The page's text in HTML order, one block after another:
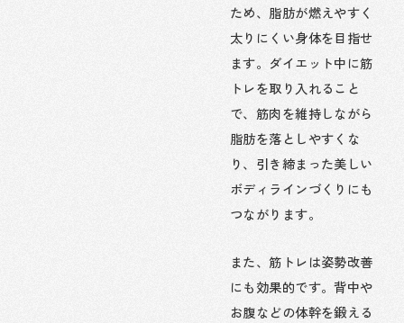
ため、脂肪が燃えやすく
太りにくい身体を目指せ
ます。ダイエット中に筋
トレを取り入れること
で、筋肉を維持しながら
脂肪を落としやすくな
り、引き締まった美しい
ボディラインづくりにも
つながります。
また、筋トレは姿勢改善
にも効果的です。背中や
お腹などの体幹を鍛える